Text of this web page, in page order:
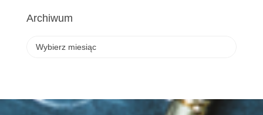
Archiwum